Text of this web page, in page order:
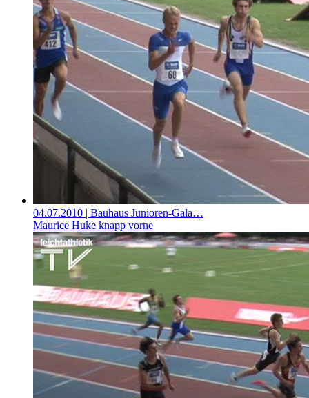
04.07.2010 | Bauhaus Junioren-Gala…
Maurice Huke knapp vorne